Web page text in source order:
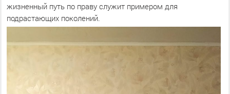
жизненный путь по праву служит примером для
подрастающих поколений.